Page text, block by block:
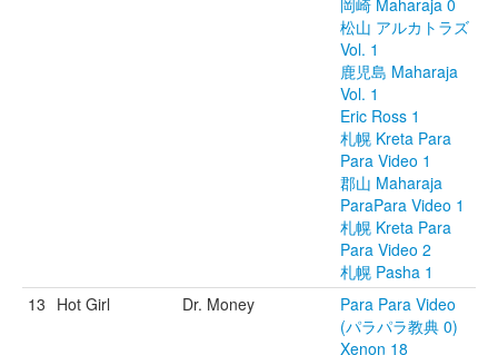
岡崎 Maharaja 0
松山 アルカトラズ
Vol. 1
鹿児島 Maharaja
Vol. 1
Eric Ross 1
札幌 Kreta Para
Para Video 1
郡山 Maharaja
ParaPara Video 1
札幌 Kreta Para
Para Video 2
札幌 Pasha 1
13 Hot Girl Dr. Money
Para Para Video
(パラパラ教典 0)
Xenon 18